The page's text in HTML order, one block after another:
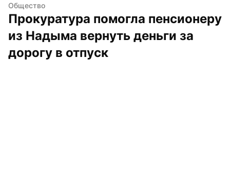
Общество
Прокуратура помогла пенсионеру
из Надыма вернуть деньги за
дорогу в отпуск